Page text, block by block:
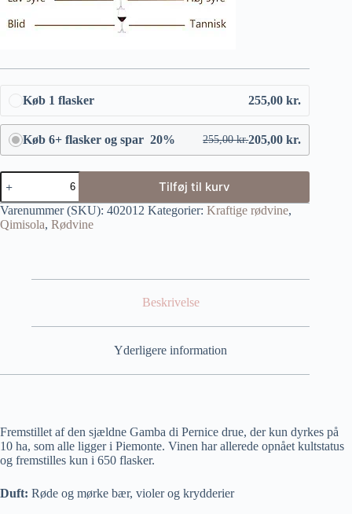
Køb 1 flasker 255,00kr.
Køb 6+ flasker og spar 20% 255,00kr.205,00kr.
Tilføj til kurv
Varenummer (SKU): 402012 Kategorier: Kraftige rødvine,
Qimisola, Rødvine
Beskrivelse
Yderligere information
Fremstillet af den sjældne Gamba di Pernice drue, der kun dyrkes på
10 ha, som alle ligger i Piemonte. Vinen har allerede opnået kultstatus
og fremstilles kun i 650 flasker.
Duft: Røde og mørke bær, violer og krydderier